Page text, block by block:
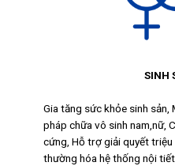
SINH
Gia tăng sức khỏe sinh
pháp chữa vô sinh nam,nữ,
cứng, Hỗ trợ giải quyết triệu
thường hóa hệ thống nội